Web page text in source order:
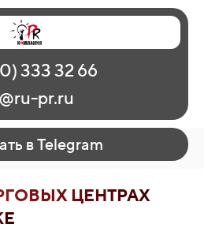
работы
333 32 66
pr.ru
в Telegram
ЦЕНТРАХ